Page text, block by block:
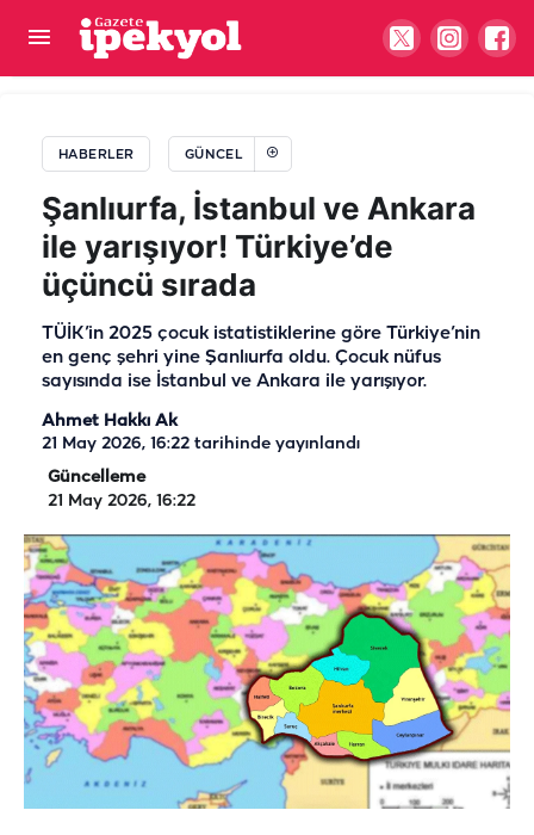
HABERLER GÜNCEL
Şanlıurfa, İstanbul ve Ankara
ile yarışıyor! Türkiye’de
üçüncü sırada
TÜİK’in 2025 çocuk istatistiklerine göre Türkiye’nin
en genç şehri yine Şanlıurfa oldu. Çocuk nüfus
sayısında ise İstanbul ve Ankara ile yarışıyor.
Ahmet Hakkı Ak
21 May 2026, 16:22 tarihinde yayınlandı
Güncelleme
21 May 2026, 16:22
Vatandaş istedi Siverek Belediyesi yaptı